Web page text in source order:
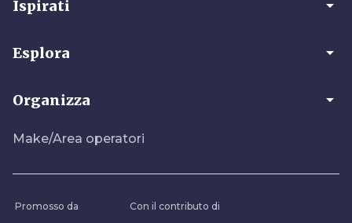
Ispirati arrow_drop_down
Esplora arrow_drop_down
Organizza arrow_drop_down
Make/Area operatori
Promosso da Con il contributo di